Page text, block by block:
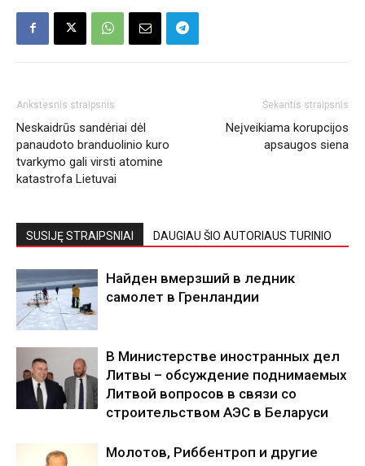
Ankstesnis straipsnis
Neskaidrūs sandėriai dėl
panaudoto branduolinio kuro
tvarkymo gali virsti atomine
katastrofa Lietuvai
Sekantis straipsnis
Neįveikiama korupcijos
apsaugos siena
SUSIJĘ STRAIPSNIAI DAUGIAU ŠIO AUTORIAUS TURINIO
Найден вмерзший в ледник
самолет в Гренландии
В Министерстве иностранных дел
Литвы – обсуждение поднимаемых
Литвой вопросов в связи со
строительством АЭС в Беларуси
Молотов, Риббентроп и другие